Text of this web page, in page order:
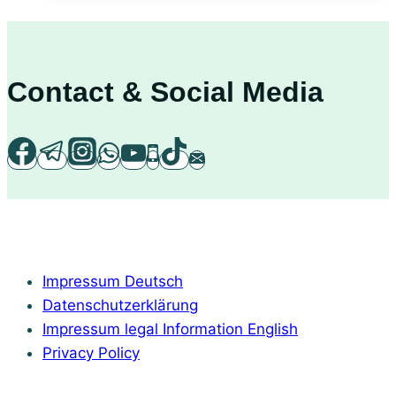
in
der
bis
hin
zum
Contact & Social Media
Impressum Deutsch
Datenschutzerklärung
Impressum legal Information English
Privacy Policy